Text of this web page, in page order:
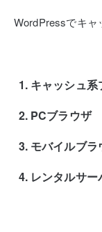
WordPressでキャ
キャッシュ
PCブラウザ
モバイルブラ
レンタルサー